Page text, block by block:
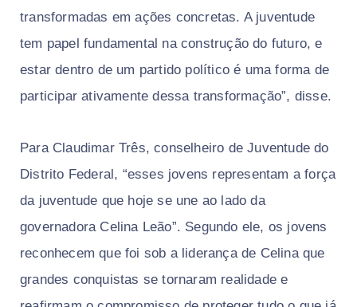
transformadas em ações concretas. A juventude
tem papel fundamental na construção do futuro, e
estar dentro de um partido político é uma forma de
participar ativamente dessa transformação”, disse.
Para Claudimar Três, conselheiro de Juventude do
Distrito Federal, “esses jovens representam a força
da juventude que hoje se une ao lado da
governadora Celina Leão”. Segundo ele, os jovens
reconhecem que foi sob a liderança de Celina que
grandes conquistas se tornaram realidade e